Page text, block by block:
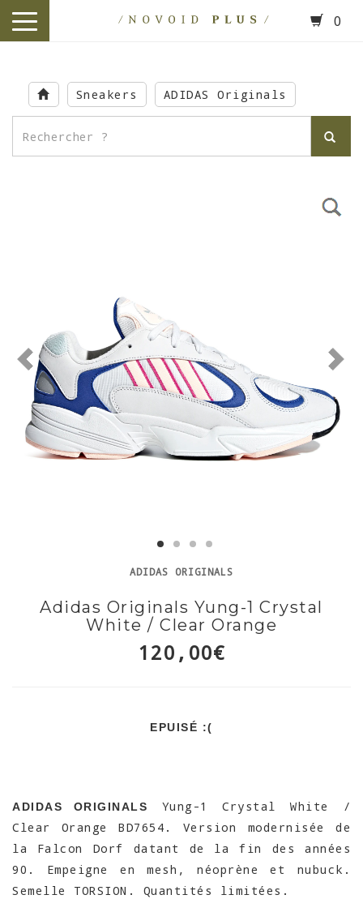
main
content
toggle
0
Sneakers ADIDAS Originals
ADIDAS ORIGINALS
Adidas Originals Yung-1 Crystal
White / Clear Orange
120,00€
EPUISÉ :(
ADIDAS ORIGINALS
Yung-1 Crystal White /
Clear Orange BD7654. Version modernisée de
la Falcon Dorf datant de la fin des années
90. Empeigne en mesh, néoprène et nubuck.
Semelle TORSION. Quantités limitées.